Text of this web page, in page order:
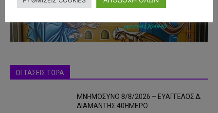
ΟΙ ΤΑΣΕΙΣ ΤΩΡΑ
ΜΝΗΜΟΣΥΝΟ 8/8/2026 – ΕΥΑΓΓΕΛΟΣ Δ.
ΔΙΑΜΑΝΤΗΣ 40ΗΜΕΡΟ